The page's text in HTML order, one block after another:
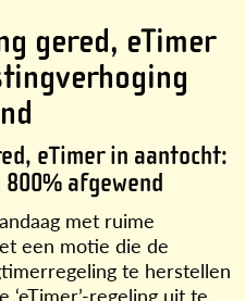
gered, eTimer
eTimer in aantocht:
afgewend
met ruime
een motie die de
te herstellen
regeling uit te